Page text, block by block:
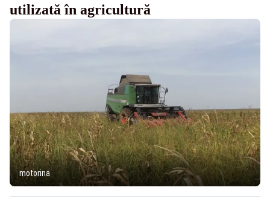
utilizată în agricultură
motorina